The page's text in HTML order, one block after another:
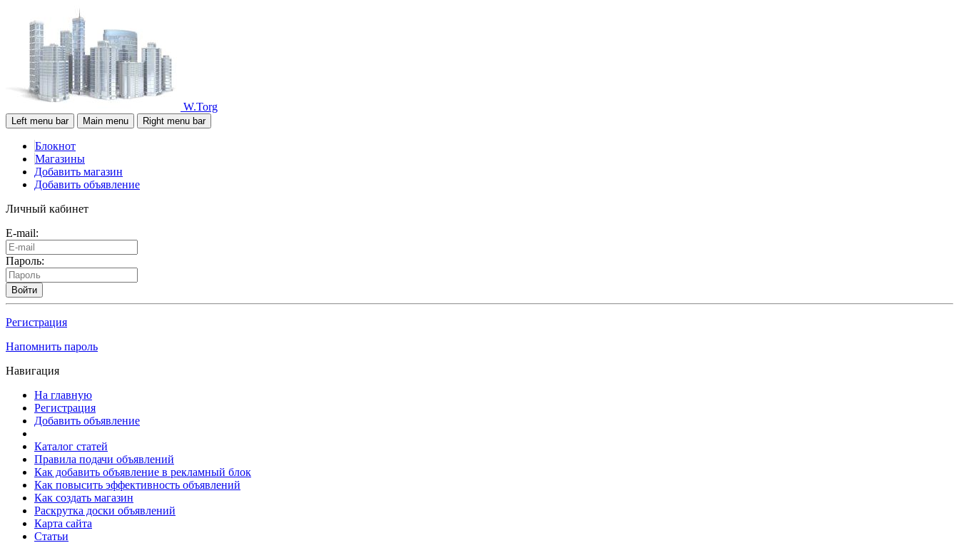
W.Torg
Left menu bar Main menu Right menu bar
Блокнот
Магазины
Добавить магазин
Добавить объявление
Личный кабинет
E-mail:
Пароль:
Войти
Регистрация
Напомнить пароль
Навигация
На главную
Регистрация
Добавить объявление
Каталог статей
Правила подачи объявлений
Как добавить объявление в рекламный блок
Как повысить эффективность объявлений
Как создать магазин
Раскрутка доски объявлений
Карта сайта
Статьи